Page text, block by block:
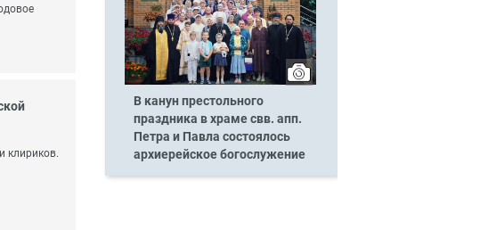
клириков.
В канун престольного
праздника в храме свв. апп.
Петра и Павла состоялось
архиерейское богослужение